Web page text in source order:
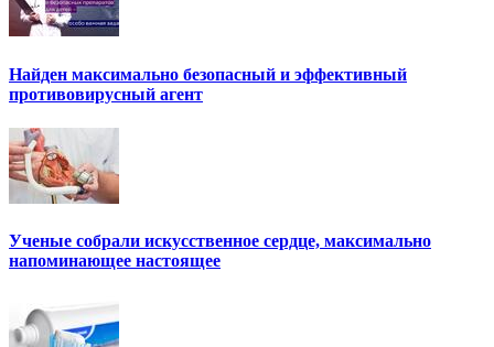
Найден максимально безопасный и эффективный
противовирусный агент
Ученые собрали искусственное сердце, максимально
напоминающее настоящее